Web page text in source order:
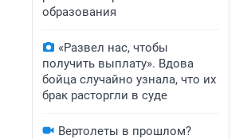
образования
«Развел нас, чтобы
получить выплату». Вдова
бойца случайно узнала, что их
брак расторгли в суде
Вертолеты в прошлом?